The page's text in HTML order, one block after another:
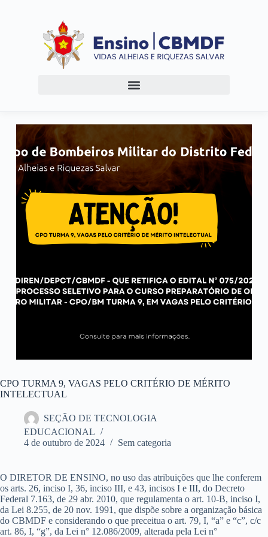
CPO TURMA 9, VAGAS PELO CRITÉRIO DE MÉRITO
INTELECTUAL
SEÇÃO DE TECNOLOGIA
EDUCACIONAL
4 de outubro de 2024
Sem categoria
O DIRETOR DE ENSINO, no uso das atribuições que lhe conferem
os arts. 26, inciso I, 36, inciso III, e 43, incisos I e III, do Decreto
Federal 7.163, de 29 abr. 2010, que regulamenta o art. 10-B, inciso I,
da Lei 8.255, de 20 nov. 1991, que dispõe sobre a organização básica
do CBMDF e considerando o que preceitua o art. 79, I, “a” e “c”, c/c
art. 86, I, “g”, da Lei n° 12.086/2009, alterada pela Lei n°